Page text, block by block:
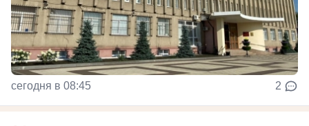
сегодня в 08:45 2